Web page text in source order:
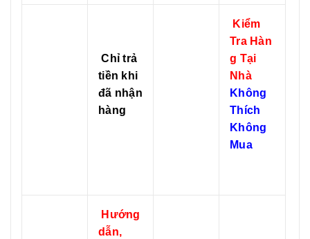
Chỉ trả
tiền khi
đã nhận
hàng
Kiểm
Tra Hàn
g Tại
Nhà
Không
Thích
Không
Mua
Hướng
dẫn,